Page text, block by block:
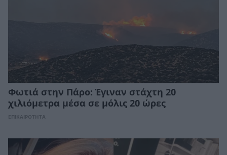
Φωτιά στην Πάρο: Έγιναν στάχτη 20
χιλιόμετρα μέσα σε μόλις 20 ώρες
ΕΠΙΚΑΙΡΟΤΗΤΑ